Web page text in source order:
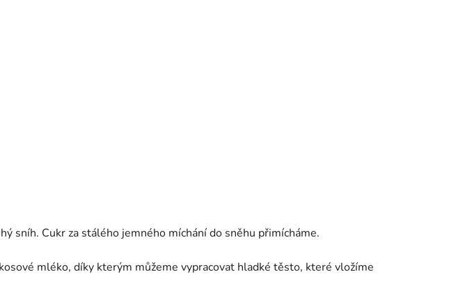
sníh. Cukr za stálého jemného míchání do sněhu přimícháme.
mléko, díky kterým můžeme vypracovat hladké těsto, které vložíme